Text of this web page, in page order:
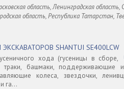
область, Ленинградская область,
область, Республика Татарстан,
SHANTUI SE400LCW
хода (гусеницы в сборе,
траки, башмаки, поддерживающие
колеса, звездочки,
га...